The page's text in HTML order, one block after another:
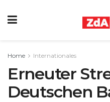
Home Internationales
Erneuter
Deutschen